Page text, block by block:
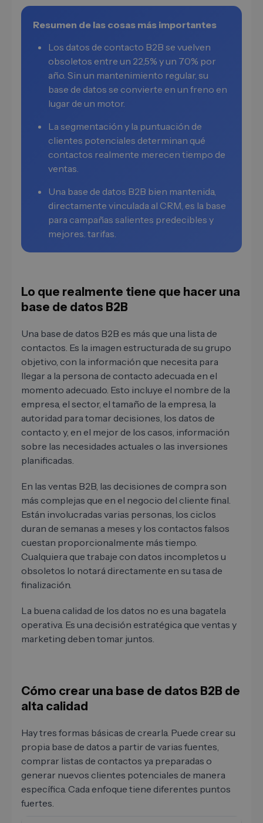
Resumen de las cosas más importantes
Los datos de contacto B2B se vuelven
obsoletos entre un 22,5% y un 70% por
año. Sin un mantenimiento regular, su
base de datos se convierte en un freno en
lugar de un motor.
La segmentación y la puntuación de
clientes potenciales determinan qué
contactos realmente merecen tiempo de
ventas.
Una base de datos B2B bien mantenida,
directamente vinculada al CRM, es la base
para campañas salientes predecibles y
mejores. tarifas.
Lo que realmente tiene que hacer una
base de datos B2B
Una base de datos B2B es más que una lista de
contactos. Es la imagen estructurada de su grupo
objetivo, con la información que necesita para
llegar a la persona de contacto adecuada en el
momento adecuado. Esto incluye el nombre de la
empresa, el sector, el tamaño de la empresa, la
autoridad para tomar decisiones, los datos de
contacto y, en el mejor de los casos, información
sobre las necesidades actuales o las inversiones
planificadas.
En las ventas B2B, las decisiones de compra son
más complejas que en el negocio del cliente final.
Están involucradas varias personas, los ciclos
duran de semanas a meses y los contactos falsos
cuestan proporcionalmente más tiempo.
Cualquiera que trabaje con datos incompletos u
obsoletos lo notará directamente en su tasa de
finalización.
La buena calidad de los datos no es una bagatela
operativa. Es una decisión estratégica que ventas y
marketing deben tomar juntos.
Cómo crear una base de datos B2B de
alta calidad
Hay tres formas básicas de crearla. Puede crear su
propia base de datos a partir de varias fuentes,
comprar listas de contactos ya preparadas o
generar nuevos clientes potenciales de manera
específica. Cada enfoque tiene diferentes puntos
fuertes.